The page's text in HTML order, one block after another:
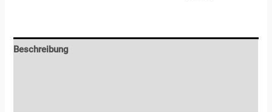
Beschreibung